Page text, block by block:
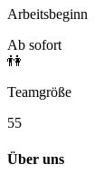
Arbeitsbeginn
Ab sofort
👫
Teamgröße
55
Über uns